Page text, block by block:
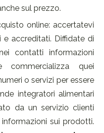
sul prezzo.
online: accertatevi
accreditati. Diffidate di
contatti informazioni
commercializza quei
o servizi per essere
integratori alimentari
da un servizio clienti
sui prodotti.